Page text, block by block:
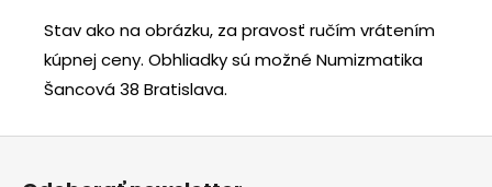
Stav ako na obrázku, za pravosť ručím vrátením
kúpnej ceny. Obhliadky sú možné Numizmatika
Šancová 38 Bratislava.
Z